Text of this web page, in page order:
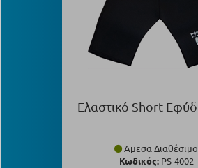
Ελαστικό Short
Άμεσα Διαθέσιμο
Κωδικός:PS-4002